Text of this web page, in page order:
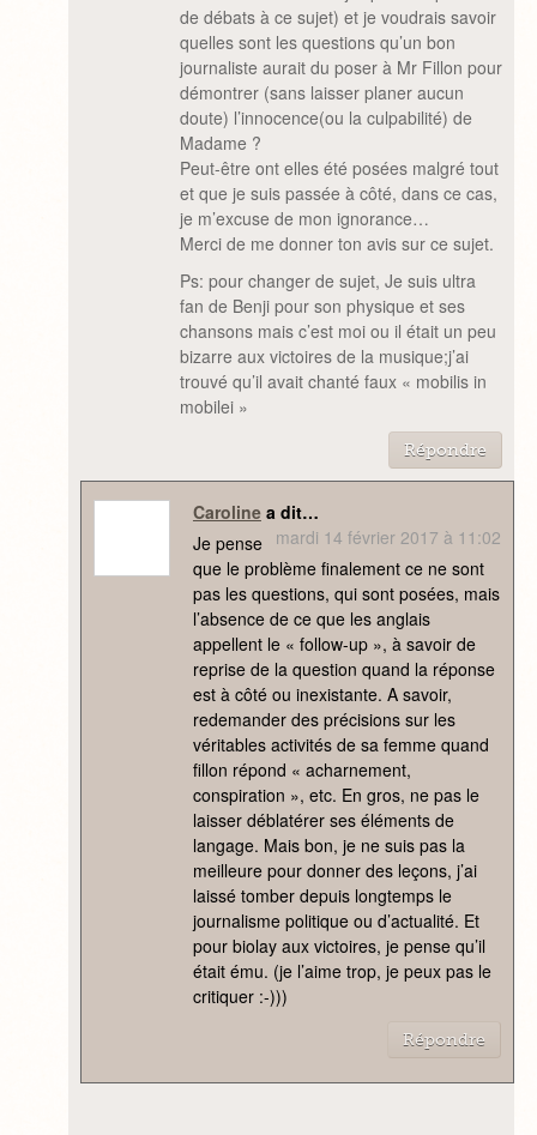
de débats à ce sujet) et je voudrais savoir
quelles sont les questions qu’un bon
journaliste aurait du poser à Mr Fillon pour
démontrer (sans laisser planer aucun
doute) l’innocence(ou la culpabilité) de
Madame ?
Peut-être ont elles été posées malgré tout
et que je suis passée à côté, dans ce cas,
je m’excuse de mon ignorance…
Merci de me donner ton avis sur ce sujet.
Ps: pour changer de sujet, Je suis ultra
fan de Benji pour son physique et ses
chansons mais c’est moi ou il était un peu
bizarre aux victoires de la musique;j’ai
trouvé qu’il avait chanté faux « mobilis in
mobilei »
Répondre
Carolinea dit…
mardi 14 février 2017 à 11:02
Je pense
que le problème finalement ce ne sont
pas les questions, qui sont posées, mais
l’absence de ce que les anglais
appellent le « follow-up », à savoir de
reprise de la question quand la réponse
est à côté ou inexistante. A savoir,
redemander des précisions sur les
véritables activités de sa femme quand
fillon répond « acharnement,
conspiration », etc. En gros, ne pas le
laisser déblatérer ses éléments de
langage. Mais bon, je ne suis pas la
meilleure pour donner des leçons, j’ai
laissé tomber depuis longtemps le
journalisme politique ou d’actualité. Et
pour biolay aux victoires, je pense qu’il
était ému. (je l’aime trop, je peux pas le
critiquer :-)))
Répondre